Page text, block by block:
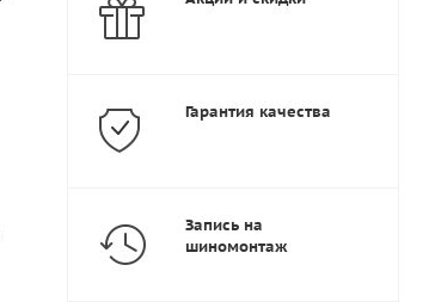
Гарантия качества
Запись на
шиномонтаж